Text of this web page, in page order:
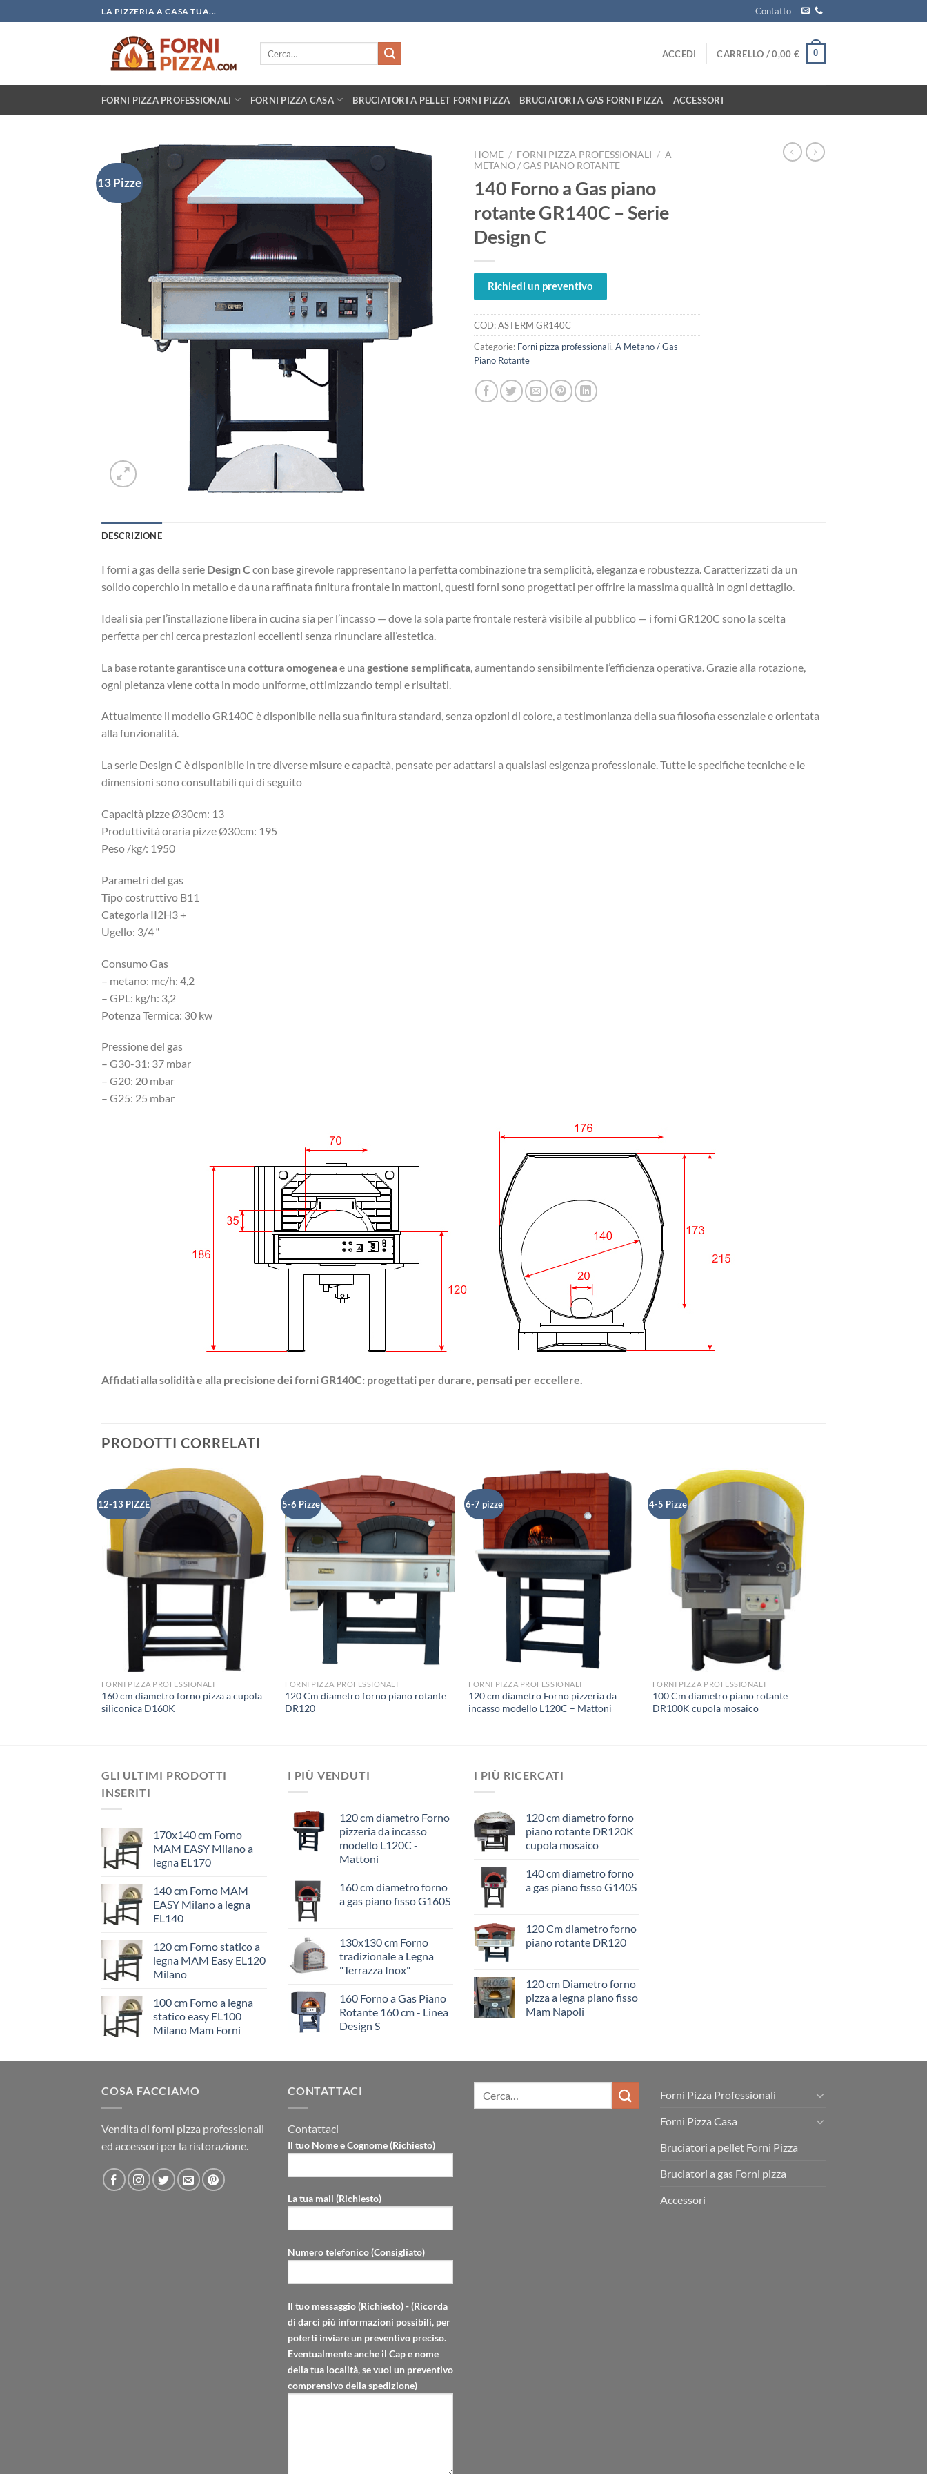
ai
LA PIZZERIA A CASA TUA... Contatto
ACCEDI CARRELLO /0,00 € 0
FORNI PIZZA PROFESSIONALI FORNI PIZZA CASA BRUCIATORI A PELLET FORNI PIZZA BRUCIATORI A GAS FORNI PIZZA ACCESSORI
13 Pizze
HOME / FORNI PIZZA PROFESSIONALI / A
METANO / GAS PIANO ROTANTE
140 Forno a Gas piano
rotante GR140C – Serie
Design C
Richiedi un preventivo
COD:ASTERM GR140C
Categorie: Forni pizza professionali, A Metano / Gas
Piano Rotante
DESCRIZIONE
I forni a gas della serie Design C con base girevole rappresentano la perfetta combinazione tra semplicità, eleganza e robustezza. Caratterizzati da un
solido coperchio in metallo e da una raffinata finitura frontale in mattoni, questi forni sono progettati per offrire la massima qualità in ogni dettaglio.
Ideali sia per l’installazione libera in cucina sia per l’incasso — dove la sola parte frontale resterà visibile al pubblico — i forni GR120C sono la scelta
perfetta per chi cerca prestazioni eccellenti senza rinunciare all’estetica.
La base rotante garantisce una cottura omogeneae una gestione semplificata , aumentando sensibilmente l’efficienza operativa. Grazie alla rotazione,
ogni pietanza viene cotta in modo uniforme, ottimizzando tempi e risultati.
Attualmente il modello GR140C è disponibile nella sua finitura standard, senza opzioni di colore, a testimonianza della sua filosofia essenziale e orientata
alla funzionalità.
La serie Design C è disponibile in tre diverse misure e capacità, pensate per adattarsi a qualsiasi esigenza professionale. Tutte le specifiche tecniche e le
dimensioni sono consultabili qui di seguito
Capacità pizze Ø30cm: 13
Produttività oraria pizze Ø30cm: 195
Peso /kg/: 1950
Parametri del gas
Tipo costruttivo B11
Categoria II2H3 +
Ugello: 3/4 “
Consumo Gas
– metano: mc/h: 4,2
– GPL: kg/h: 3,2
Potenza Termica: 30 kw
Pressione del gas
– G30-31: 37 mbar
– G20: 20 mbar
– G25: 25 mbar
Affidati alla solidità e alla precisione dei forni GR140C: progettati per durare, pensati per eccellere.
PRODOTTI CORRELATI
12-13 PIZZE
FORNI PIZZA PROFESSIONALI
160 cm diametro forno pizza a cupola
siliconica D160K
5-6 Pizze
FORNI PIZZA PROFESSIONALI
120 Cm diametro forno piano rotante
DR120
6-7 pizze
FORNI PIZZA PROFESSIONALI
120 cm diametro Forno pizzeria da
incasso modello L120C – Mattoni
4-5 Pizze
FORNI PIZZA PROFESSIONALI
100 Cm diametro piano rotante
DR100K cupola mosaico
GLI ULTIMI PRODOTTI
INSERITI
170x140 cm Forno
MAM EASY Milano a
legna EL170
140 cm Forno MAM
EASY Milano a legna
EL140
120 cm Forno statico a
legna MAM Easy EL120
Milano
100 cm Forno a legna
statico easy EL100
Milano Mam Forni
I PIÙ VENDUTI
120 cm diametro Forno
pizzeria da incasso
modello L120C -
Mattoni
160 cm diametro forno
a gas piano fisso G160S
130x130 cm Forno
tradizionale a Legna
"Terrazza Inox"
160 Forno a Gas Piano
Rotante 160 cm - Linea
Design S
I PIÙ RICERCATI
120 cm diametro forno
piano rotante DR120K
cupola mosaico
140 cm diametro forno
a gas piano fisso G140S
120 Cm diametro forno
piano rotante DR120
120 cm Diametro forno
pizza a legna piano fisso
Mam Napoli
COSA FACCIAMO
Vendita di forni pizza professionali
ed accessori per la ristorazione.
CONTATTACI
Contattaci
Il tuo Nome e Cognome (Richiesto)
La tua mail (Richiesto)
Numero telefonico (Consigliato)
Il tuo messaggio (Richiesto) - (Ricorda
di darci più informazioni possibili, per
poterti inviare un preventivo preciso.
Eventualmente anche il Cap e nome
della tua località, se vuoi un preventivo
comprensivo della spedizione)
Forni Pizza Professionali
Forni Pizza Casa
Bruciatori a pellet Forni Pizza
Bruciatori a gas Forni pizza
Accessori